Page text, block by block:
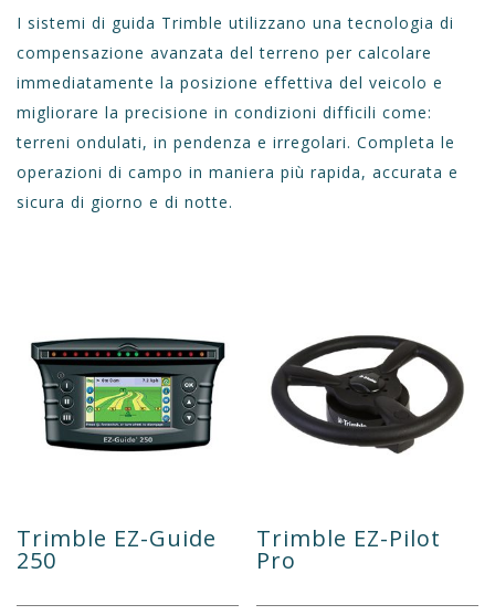
I sistemi di guida Trimble utilizzano una tecnologia di
compensazione avanzata del terreno per calcolare
immediatamente la posizione effettiva del veicolo e
migliorare la precisione in condizioni difficili come:
terreni ondulati, in pendenza e irregolari. Completa le
operazioni di campo in maniera più rapida, accurata e
sicura di giorno e di notte.
Trimble EZ-Guide
250
Trimble EZ-Pilot
Pro